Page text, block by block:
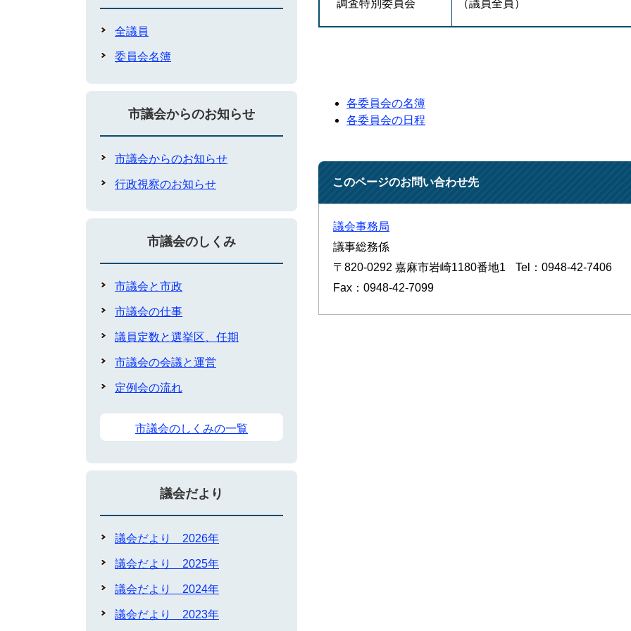
調査特別委員会 （議員全員）
各委員会の名簿
各委員会の日程
このページのお問い合わせ先
議会事務局
議事総務係
〒820-0292 嘉麻市岩崎1180番地1
Tel：0948-42-7406
Fax：0948-42-7099
全議員
委員会名簿
市議会からのお知らせ
市議会からのお知らせ
行政視察のお知らせ
市議会のしくみ
市議会と市政
市議会の仕事
議員定数と選挙区、任期
市議会の会議と運営
定例会の流れ
市議会のしくみの一覧
議会だより
議会だより 2026年
議会だより 2025年
議会だより 2024年
議会だより 2023年